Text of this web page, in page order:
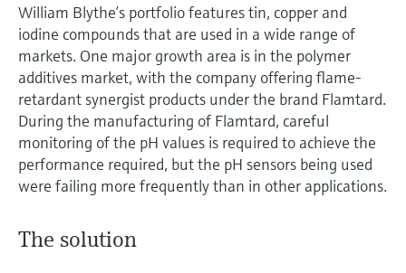
William Blythe’s portfolio features tin, copper and
iodine compounds that are used in a wide range of
markets. One major growth area is in the polymer
additives market, with the company offering flame-
retardant synergist products under the brand Flamtard.
During the manufacturing of Flamtard, careful
monitoring of the pH values is required to achieve the
performance required, but the pH sensors being used
were failing more frequently than in other applications.
The solution